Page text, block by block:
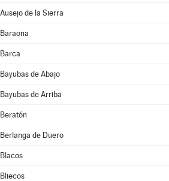
Ausejo de la Sierra
Baraona
Barca
Bayubas de Abajo
Bayubas de Arriba
Beratón
Berlanga de Duero
Blacos
Bliecos